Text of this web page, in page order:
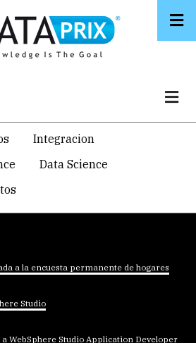
Integracion
Data Science
a la encuesta permanente de hogares
Studio
WebSphere Studio Application Developer